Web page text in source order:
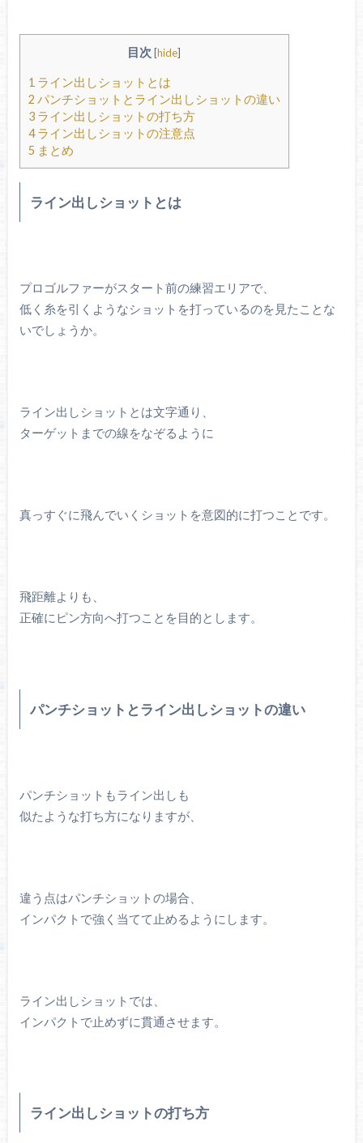
目次 [hide]
1 ライン出しショットとは
2 パンチショットとライン出しショットの違い
3ライン出しショットの打ち方
4ライン出しショットの注意点
5 まとめ
ライン出しショットとは
プロゴルファーがスタート前の練習エリアで、
低く糸を引くようなショットを打っているのを見たことな
いでしょうか。
ライン出しショットとは文字通り、
ターゲットまでの線をなぞるように
真っすぐに飛んでいくショットを意図的に打つことです。
飛距離よりも、
正確にピン方向へ打つことを目的とします。
パンチショットとライン出しショットの違い
パンチショットもライン出しも
似たような打ち方になりますが、
違う点はパンチショットの場合、
インパクトで強く当てて止めるようにします。
ライン出しショットでは、
インパクトで止めずに貫通させます。
ライン出しショットの打ち方